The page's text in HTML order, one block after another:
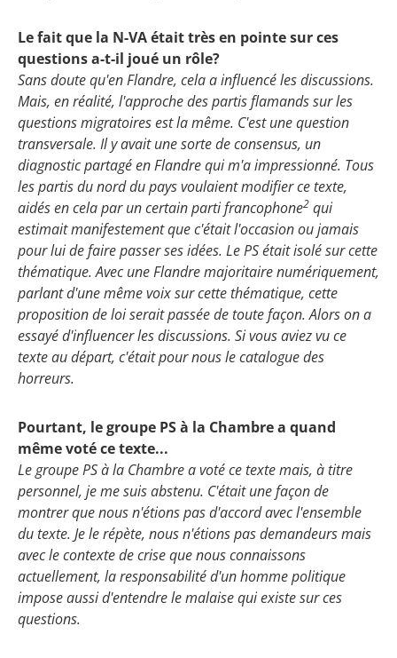
Le fait que la N-VA était très en pointe sur ces
questions a-t-il joué un rôle?
Sans doute qu'en Flandre, cela a influencé les discussions.
Mais, en réalité, l'approche des partis flamands sur les
questions migratoires est la même. C'est une question
transversale. Il y avait une sorte de consensus, un
diagnostic partagé en Flandre qui m'a impressionné. Tous
les partis du nord du pays voulaient modifier ce texte,
aidés en cela par un certain parti francophone2 qui
estimait manifestement que c'était l'occasion ou jamais
pour lui de faire passer ses idées. Le PS était isolé sur cette
thématique. Avec une Flandre majoritaire numériquement,
parlant d'une même voix sur cette thématique, cette
proposition de loi serait passée de toute façon. Alors on a
essayé d'influencer les discussions. Si vous aviez vu ce
texte au départ, c'était pour nous le catalogue des
horreurs.
Pourtant, le groupe PS à la Chambre a quand
même voté ce texte...
Le groupe PS à la Chambre a voté ce texte mais, à titre
personnel, je me suis abstenu. C'était une façon de
montrer que nous n'étions pas d'accord avec l'ensemble
du texte. Je le répète, nous n'étions pas demandeurs mais
avec le contexte de crise que nous connaissons
actuellement, la responsabilité d'un homme politique
impose aussi d'entendre le malaise qui existe sur ces
questions.